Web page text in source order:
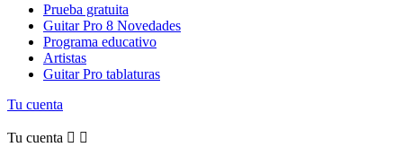
Prueba gratuita
Guitar Pro 8 Novedades
Programa educativo
Artistas
Guitar Pro tablaturas
Tu cuenta
Tu cuenta  